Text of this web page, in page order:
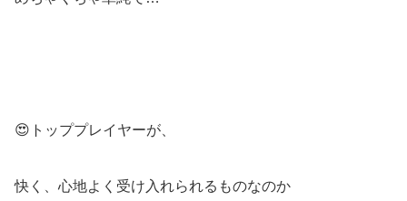
😍トッププレイヤーが、
快く、心地よく受け入れられるものなのか